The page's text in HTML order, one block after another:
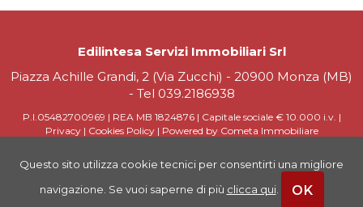
Questo sito utilizza cookie tecnici per consentirti una migliore
navigazione. Se vuoi saperne di più clicca qui. OK
Edilintesa Servizi Immobiliari Srl
Piazza Achille Grandi, 2 (Via Zucchi) - 20900 Monza (MB)
- Tel 039.2186938
P.I.05482700969 | REA MB 1824876 | Capitale sociale € 10.000 i.v. |
Privacy| Cookies Policy| Powered by Cometa Immobiliare